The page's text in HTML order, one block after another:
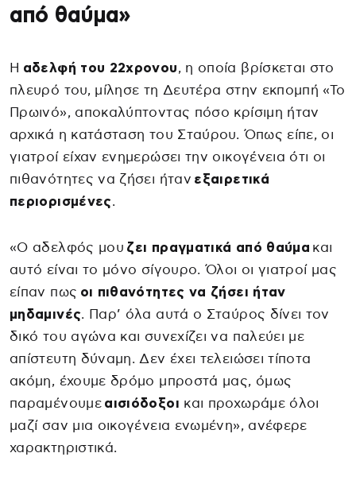
από θαύμα»
Η αδελφή του 22χρονου, η οποία βρίσκεται στο
πλευρό του, μίλησε τη Δευτέρα στην εκπομπή «Το
Πρωινό», αποκαλύπτοντας πόσο κρίσιμη ήταν
αρχικά η κατάσταση του Σταύρου. Όπως είπε, οι
γιατροί είχαν ενημερώσει την οικογένεια ότι οι
πιθανότητες να ζήσει ήταν εξαιρετικά
περιορισμένες.
«Ο αδελφός μου ζει πραγματικά από θαύμα και
αυτό είναι το μόνο σίγουρο. Όλοι οι γιατροί μας
είπαν πως οι πιθανότητες να ζήσει ήταν
μηδαμινές. Παρ’ όλα αυτά ο Σταύρος δίνει τον
δικό του αγώνα και συνεχίζει να παλεύει με
απίστευτη δύναμη. Δεν έχει τελειώσει τίποτα
ακόμη, έχουμε δρόμο μπροστά μας, όμως
παραμένουμε αισιόδοξοι και προχωράμε όλοι
μαζί σαν μια οικογένεια ενωμένη», ανέφερε
χαρακτηριστικά.